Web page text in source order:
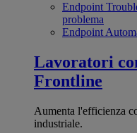
Endpoint
problema
Endpoint
Lavoratori
Frontline
Aumenta l'efficienza
industriale.